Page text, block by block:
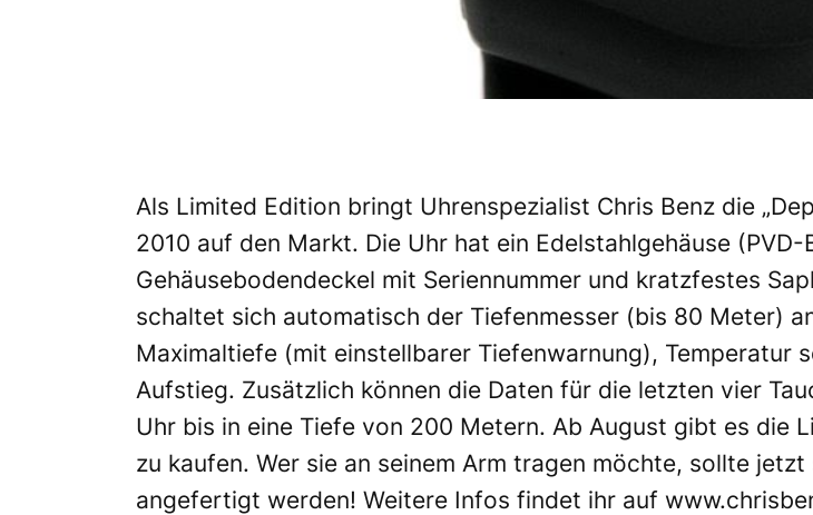
Als Limited Edition bringt Uhrenspezialist Chris Benz die
2010 auf den Markt. Die Uhr hat ein Edelstahlgehäuse
Gehäusebodendeckel mit Seriennummer und kratzfestes
schaltet sich automatisch der Tiefenmesser (bis 80 Meter)
Maximaltiefe (mit einstellbarer Tiefenwarnung), Temperatur
Aufstieg. Zusätzlich können die Daten für die letzten vier
Uhr bis in eine Tiefe von 200 Metern. Ab August gibt es die
zu kaufen. Wer sie an seinem Arm tragen möchte, sollte
angefertigt werden! Weitere Infos findet ihr auf